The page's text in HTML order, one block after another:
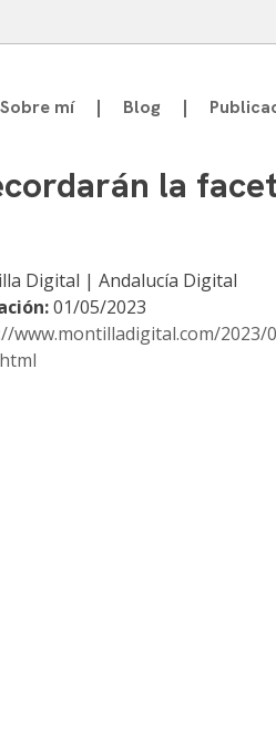
Sobre mí Blog
la
Digital | Andalucía Digital
01/05/2023
www.montilladigital.com/2023/